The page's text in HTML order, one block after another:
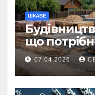
ЦІКАВЕ
що
першої
ділянку
07.04.2026